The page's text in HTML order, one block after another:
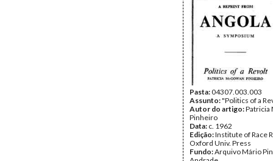
Pasta:04307.003.003
Assunto:"Politics of a
Autor do artigo:Patricia
Pinheiro
Data: c. 1962
Edição:Institute of Race
Oxford Univ. Press
Fundo:Arquivo Mário